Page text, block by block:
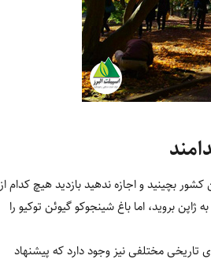
بچینید و اجازه ندهید بازدید هیچ کدام از
ژاپن بروید، اما باغ شینجوکو گیوئن توکیو را
تاریخی مختلفی نیز وجود دارد که پیشنهاد